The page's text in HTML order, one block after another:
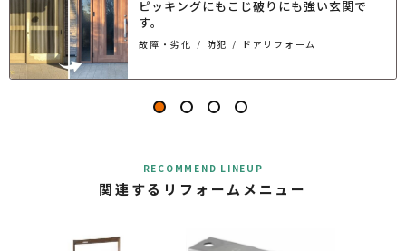
ピッキングにもこじ破りにも強い玄関で
す。
故障・劣化 防犯 ドアリフォーム
RECOMMEND LINEUP
関連するリフォームメニュー